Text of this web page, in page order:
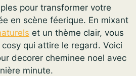
pour transformer votre
en scène féerique. En mixant
et un thème clair, vous
qui attire le regard. Voici
decorer cheminee noel avec
minute.